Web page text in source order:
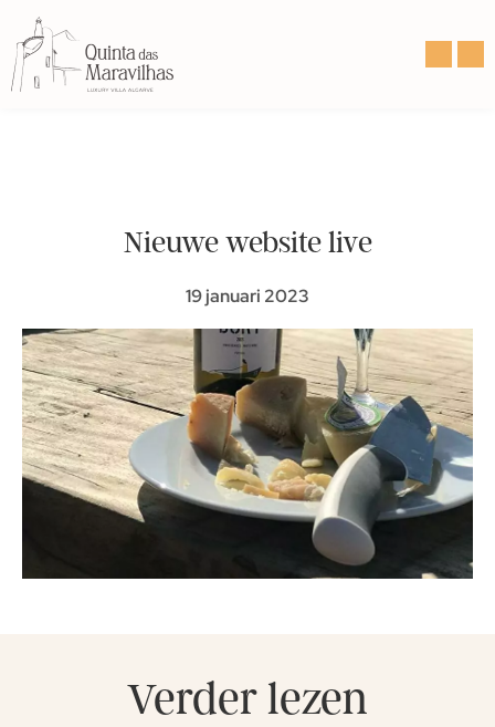
Nieuwe website live
19 januari 2023
Verder lezen